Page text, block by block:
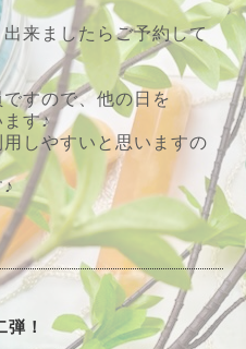
来ましたらご予約して
すので、他の日を
す♪
しやすいと思いますの
♪
！